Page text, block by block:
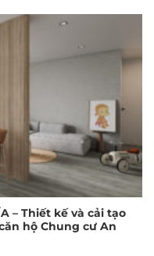
– Thiết kế và cải tạo
hộ Chung cư An